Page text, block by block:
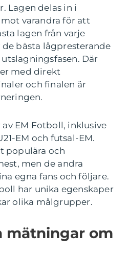
Lagen delas in i
varandra för att
lagen från varje
bästa lågpresterande
Där
med direkt
och finalen är
EM Fotboll, inklusive
EM och futsal-EM.
populära och
men de andra
egna fans och följare.
har unika egenskaper
olika målgrupper.
mätningar om